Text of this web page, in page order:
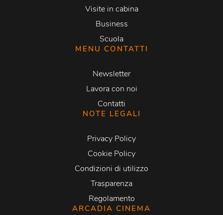
Visite in cabina
Business
Scuola
MENU CONTATTI
Newsletter
Lavora con noi
Contatti
NOTE LEGALI
Privacy Policy
Cookie Policy
Condizioni di utilizzo
Trasparenza
Regolamento
ARCADIA CINEMA